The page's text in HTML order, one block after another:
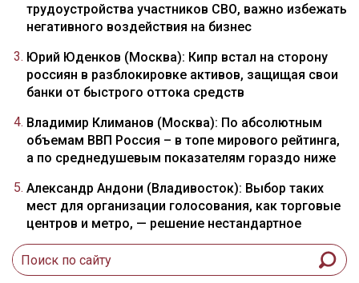
трудоустройства участников СВО, важно избежать
негативного воздействия на бизнес
Юрий Юденков (Москва): Кипр встал на сторону
россиян в разблокировке активов, защищая свои
банки от быстрого оттока средств
Владимир Климанов (Москва): По абсолютным
объемам ВВП Россия – в топе мирового рейтинга,
а по среднедушевым показателям гораздо ниже
Александр Андони (Владивосток): Выбор таких
мест для организации голосования, как торговые
центров и метро, — решение нестандартное